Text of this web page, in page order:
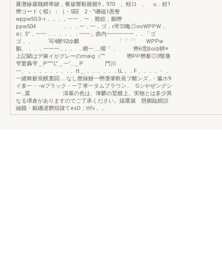
嚢灘鰺霧魏鱒華鍵，餐簸響毅雛雛9，970 。轄ロ 、 u．鉗1
轡コードく蟷）：｛・5闘 2・°磯磁1愚整
wppw5G3−r．．．．一一．一．難総，鵬轡
ppw504 ．．．一．一．ゴ．r琴33亀◎σoWPPW．
a）5”．一一．．．．．．一一」曲内一一一一一．．「ゴ
ゴ．． 写4酵92ゆ麟 「「「’ WPPw
鵬、．．．一一一…．． …晒一……曜「． 轡6雪βoゆ騨※
上記驕はデ麻イがグレーのmaig（’“’ 轡PP轡蓄◎3聾藩
雫驚轟雫＿P”””L”＿一’…＿P 門川
一、，．．．．．．．、tt＿．．．．．．tL．．F．．．．・．
一纏舞籔発醗藁闘……なし蟹錘鯵一轡灘肇麩発フ離ンズ…・臓ホ9
イ多一・−wブラック・一丁孝一タムプラウン… Gシやぜングシ
ー…翼 濤暴の色は、簿麟の鷲艘上、実物とは多少異
なる壌倉がありますのでご了承ください。嬬鷹黛 懸鵬臨鰻説
緬餓・戴磯遅欝招隷てesD；ttfv，，